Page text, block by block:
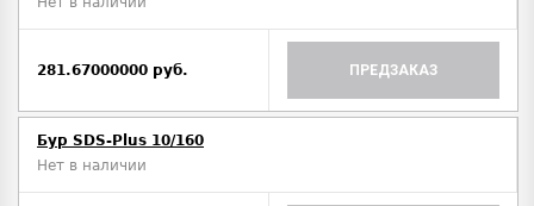
281.67000000 руб. ПРЕДЗАКАЗ
Бур SDS-Plus 10/160
Нет в наличии